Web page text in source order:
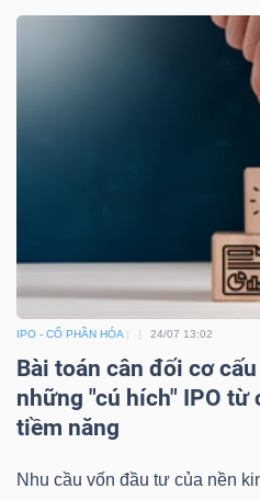
IPO - CỔ PHẦN HÓA 24/07 13:02
Bài toán cân đối cơ
những "cú hích" IPO từ
tiềm năng
Nhu cầu vốn đầu tư của nền
Dịch
vụ
(-)
Đào